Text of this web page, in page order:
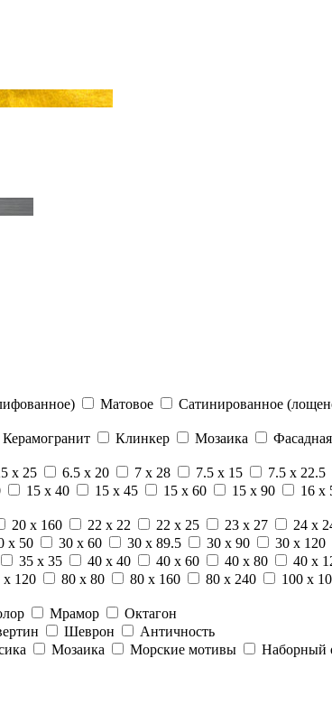
Матовое Сатинированное
Керамогранит Клинкер Мозаика
x 25 6.5 x 20 7 x 28 7.5 x 15 7.5 x 22.5
15 x 40 15 x 45 15 x 60 15 x 90 16 x
20 x 160 22 x 22 22 x 25 23 x 27 24 x
x 50 30 x 60 30 x 89.5 30 x 90 30 x 120
35 x 35 40 x 40 40 x 60 40 x 80 40 x
x 120 80 x 80 80 x 160 80 x 240 100 x
Мрамор
Октагон
Шеврон
Античность
Мозаика Морские мотивы Наборный